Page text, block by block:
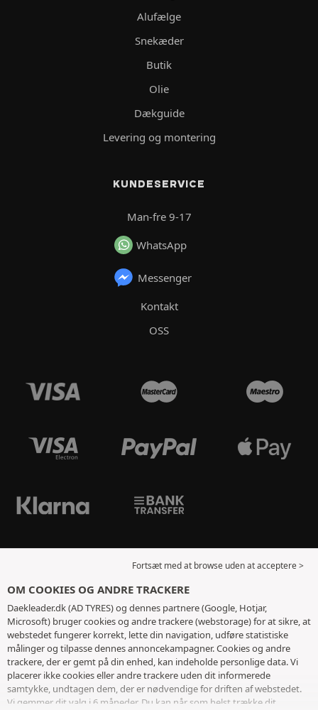
Alufælge
Snekæder
Butik
Olie
Dækguide
Levering og montering
KUNDESERVICE
Man-fre 9-17
WhatsApp
Messenger
Kontakt
OSS
Fortsæt med at browse uden at acceptere >
OM COOKIES OG ANDRE TRACKERE
Daekleader.dk (AD TYRES) og dennes partnere (Google, Hotjar,
Microsoft) bruger cookies og andre trackere (webstorage) for at sikre, at
webstedet fungerer korrekt, lette din navigation, udføre statistiske
målinger og tilpasse dennes annoncekampagner. Cookies og andre
trackere, der er gemt på din enhed, kan indeholde personlige data. Vi
placerer ikke cookies eller andre trackere uden dit informerede
samtykke, undtagen dem, der er nødvendige for driften af ​​webstedet.
Vi gemmer dit valg i 6 måneder. Du kan når som helst trække dit